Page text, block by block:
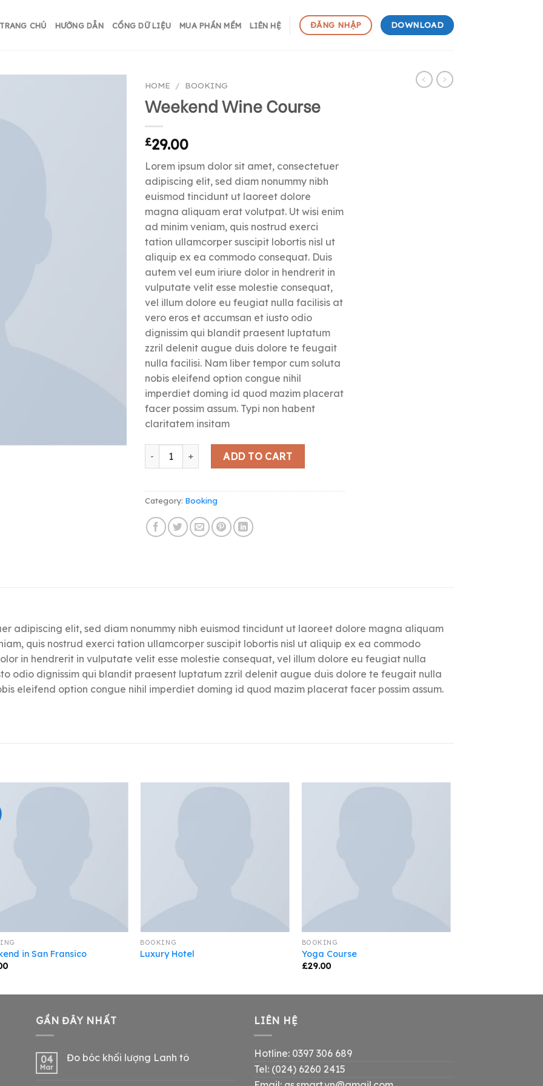
TRANG CHỦ HƯỚNG DẪN CỔNG DỮ LIỆU MUA PHẦN MỀM LIÊN HỆ ĐĂNG NHẬP DOWNLOAD
HOME / BOOKING
Weekend Wine Course
£29.00
Lorem ipsum dolor sit amet, consectetuer
adipiscing elit, sed diam nonummy nibh
euismod tincidunt ut laoreet dolore
magna aliquam erat volutpat. Ut wisi enim
ad minim veniam, quis nostrud exerci
tation ullamcorper suscipit lobortis nisl ut
aliquip ex ea commodo consequat. Duis
autem vel eum iriure dolor in hendrerit in
vulputate velit esse molestie consequat,
vel illum dolore eu feugiat nulla facilisis at
vero eros et accumsan et iusto odio
dignissim qui blandit praesent luptatum
zzril delenit augue duis dolore te feugait
nulla facilisi. Nam liber tempor cum soluta
nobis eleifend option congue nihil
imperdiet doming id quod mazim placerat
facer possim assum. Typi non habent
claritatem insitam
Weekend Wine Course quantity
ADD TO CART
Category: Booking
adipiscing elit, sed diam nonummy nibh euismod tincidunt ut laoreet dolore magna aliquam
quis nostrud exerci tation ullamcorper suscipit lobortis nisl ut aliquip ex ea commodo
in hendrerit in vulputate velit esse molestie consequat, vel illum dolore eu feugiat nulla
odio dignissim qui blandit praesent luptatum zzril delenit augue duis dolore te feugait nulla
eleifend option congue nihil imperdiet doming id quod mazim placerat facer possim assum.
in San Fransico
BOOKING
Luxury Hotel
BOOKING
Yoga Course
£29.00
GẦN ĐÂY NHẤT
04
Mar
Đo bóc khối lượng Lanh tô
LIÊN HỆ
Hotline: 0397 306 689
Tel: (024) 6260 2415